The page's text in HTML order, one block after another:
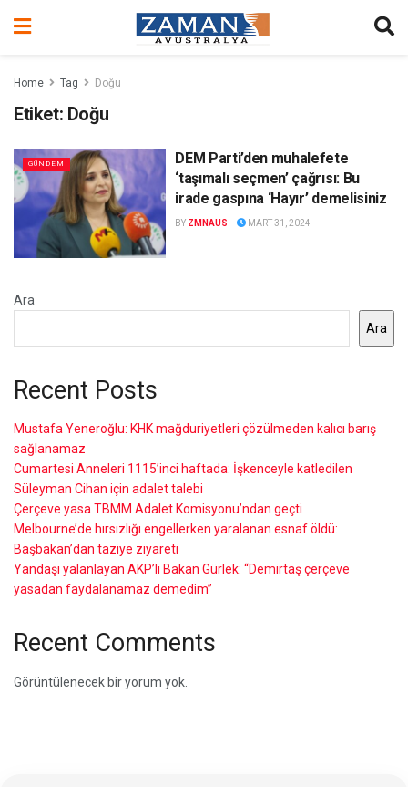
Home Tag Doğu
Etiket: Doğu
GÜNDEM
DEM Parti’den muhalefete
‘taşımalı seçmen’ çağrısı: Bu
irade gaspına ‘Hayır’ demelisiniz
BY ZMNAUS MART 31, 2024
Ara
Ara
Recent Posts
Mustafa Yeneroğlu: KHK mağduriyetleri çözülmeden kalıcı barış
sağlanamaz
Cumartesi Anneleri 1115’inci haftada: İşkenceyle katledilen
Süleyman Cihan için adalet talebi
Çerçeve yasa TBMM Adalet Komisyonu’ndan geçti
Melbourne’de hırsızlığı engellerken yaralanan esnaf öldü:
Başbakan’dan taziye ziyareti
Yandaşı yalanlayan AKP’li Bakan Gürlek: “Demirtaş çerçeve
yasadan faydalanamaz demedim”
Recent Comments
Görüntülenecek bir yorum yok.